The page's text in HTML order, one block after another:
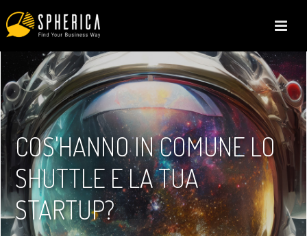
COS'HANNO IN COMUNE LO
SHUTTLE E LA TUA
STARTUP?